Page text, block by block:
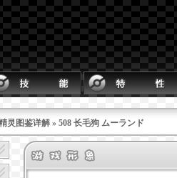
灵图鉴详解 » 508 长毛狗 ムーランド